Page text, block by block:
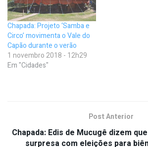
Chapada: Projeto ‘Samba e
Circo’ movimenta o Vale do
Capão durante o verão
1 novembro 2018 - 12h29
Em "Cidades"
Post Anterior
Chapada: Edis de Mucugê dizem
surpresa com eleições para